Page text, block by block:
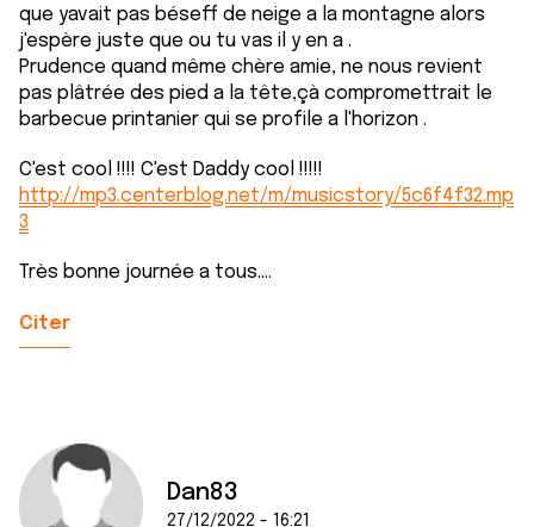
que yavait pas béseff de neige a la montagne alors
j'espère juste que ou tu vas il y en a .
Prudence quand même chère amie, ne nous revient
pas plâtrée des pied a la tête,çà compromettrait le
barbecue printanier qui se profile a l'horizon .
C'est cool !!!! C'est Daddy cool !!!!!
http://mp3.centerblog.net/m/musicstory/5c6f4f32.mp
3
Très bonne journée a tous....
Citer
Dan83
27/12/2022 - 16:21